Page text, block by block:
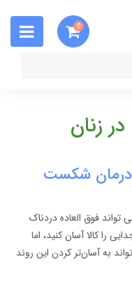
0
زنان
شکست
تواند فوق العاده دردناک
را کالا آسان کنید، اما
به آسان‌تر کردن این روند